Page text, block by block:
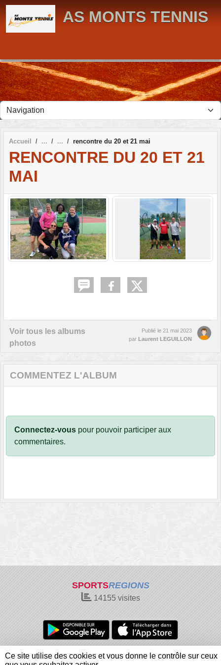
AS MONTS TENNIS
Accueil rencontre du 20 et 21 mai
RENCONTRE DU 20 ET 21
MAI
Voir tous les albums
photos
Publié le 21 mai 2023
par Laurent LEGUILLON
COMMENTEZ L'ALBUM
Connectez-vous pour pouvoir participer aux
commentaires.
SPORTSREGIONS
14155visites
Charte cookies
Gestion des cookies
Panneau de gestion des cookies
Ce site utilise des cookies et vous donne le contrôle sur ceux